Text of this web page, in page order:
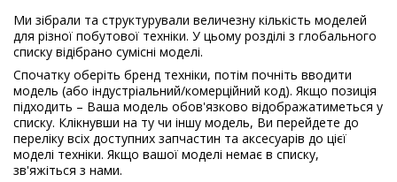
Ми зібрали та структурували величезну кількість моделей
для різної побутової техніки. У цьому розділі з глобального
списку відібрано сумісні моделі.
Спочатку оберіть бренд техніки, потім почніть вводити
модель (або індустріальний/комерційний код). Якщо позиція
підходить – Ваша модель обов'язково відображатиметься у
списку. Клікнувши на ту чи іншу модель, Ви перейдете до
переліку всіх доступних запчастин та аксесуарів до цієї
моделі техніки. Якщо вашої моделі немає в списку,
зв'яжіться з нами.